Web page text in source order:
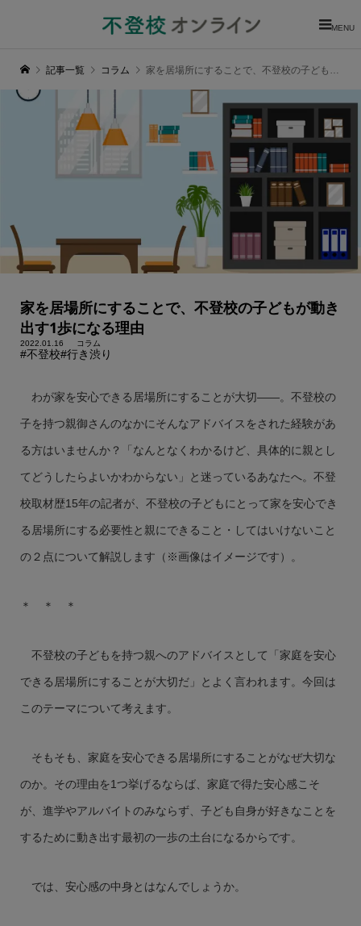
MENU
記事一覧 コラム 家を居場所にすることで、不登校の子どもが動き出す1歩になる理由
家を居場所にすることで、不登校の子どもが動き
出す1歩になる理由
2022.01.16 コラム
#不登校#行き渋り
わが家を安心できる居場所にすることが大切――。不登校の
子を持つ親御さんのなかにそんなアドバイスをされた経験があ
る方はいませんか？「なんとなくわかるけど、具体的に親とし
てどうしたらよいかわからない」と迷っているあなたへ。不登
校取材歴15年の記者が、不登校の子どもにとって家を安心でき
る居場所にする必要性と親にできること・してはいけないこと
の２点について解説します（※画像はイメージです）。
＊ ＊ ＊
不登校の子どもを持つ親へのアドバイスとして「家庭を安心
できる居場所にすることが大切だ」とよく言われます。今回は
このテーマについて考えます。
そもそも、家庭を安心できる居場所にすることがなぜ大切な
のか。その理由を1つ挙げるならば、家庭で得た安心感こそ
が、進学やアルバイトのみならず、子ども自身が好きなことを
するために動き出す最初の一歩の土台になるからです。
では、安心感の中身とはなんでしょうか。